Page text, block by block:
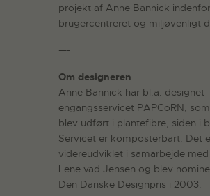
projekt af Anne Bannick indenfor
brugercentreret og miljøvenligt
—-
Om designeren
Anne Bannick har bl.a. designet
engangsservicet PAPCoRN,
blev udført i plantefibre, siden i
Servicet er komposterbart. Det
videreudviklet i samarbejde
Lene vad Jensen og blev
Den Danske Designpris i 2003.